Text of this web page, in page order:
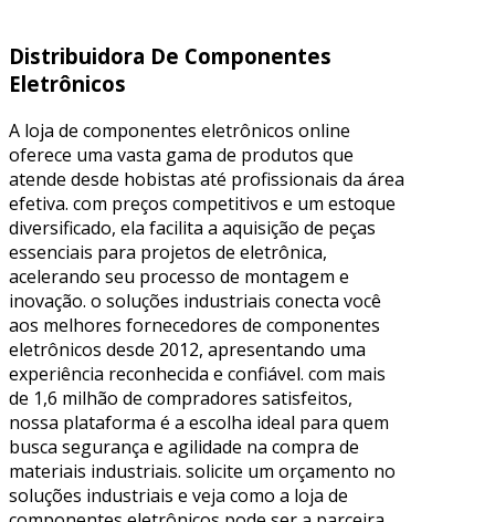
Distribuidora De Componentes
Eletrônicos
A loja de componentes eletrônicos online
oferece uma vasta gama de produtos que
atende desde hobistas até profissionais da área
efetiva. com preços competitivos e um estoque
diversificado, ela facilita a aquisição de peças
essenciais para projetos de eletrônica,
acelerando seu processo de montagem e
inovação. o soluções industriais conecta você
aos melhores fornecedores de componentes
eletrônicos desde 2012, apresentando uma
experiência reconhecida e confiável. com mais
de 1,6 milhão de compradores satisfeitos,
nossa plataforma é a escolha ideal para quem
busca segurança e agilidade na compra de
materiais industriais. solicite um orçamento no
soluções industriais e veja como a loja de